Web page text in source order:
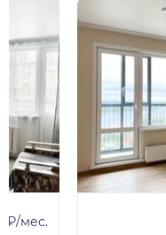
₽/мес.